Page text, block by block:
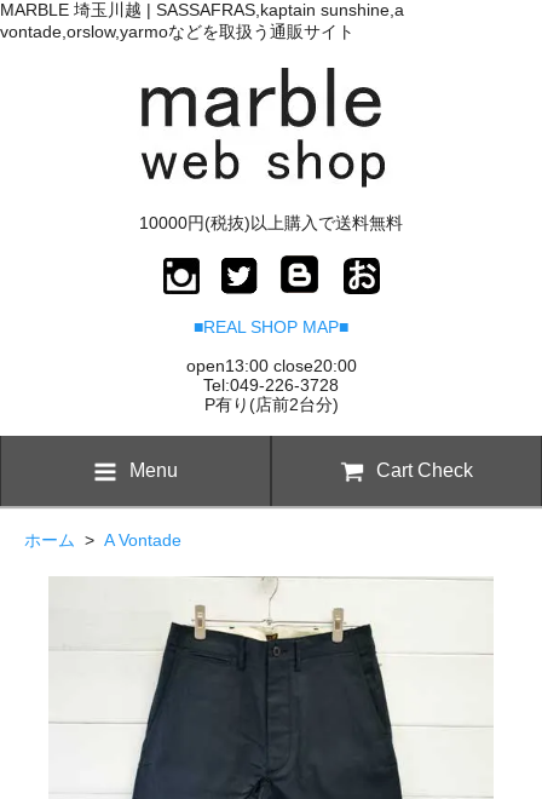
MARBLE 埼玉川越 | SASSAFRAS,kaptain sunshine,a
vontade,orslow,yarmoなどを取扱う通販サイト
10000円(税抜)以上購入で送料無料
■REAL SHOP MAP■
open13:00 close20:00
Tel:049-226-3728
P有り(店前2台分)
Menu Cart Check
ホーム > A Vontade